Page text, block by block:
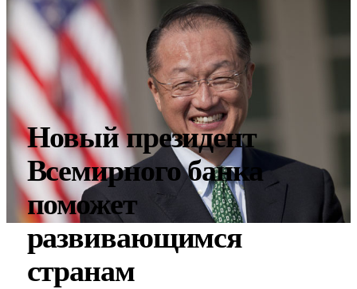
Новый президент
Всемирного банка
поможет
развивающимся
странам